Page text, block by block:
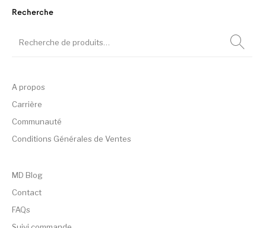
Recherche
A propos
Carrière
Communauté
Conditions Générales de Ventes
MD Blog
Contact
FAQs